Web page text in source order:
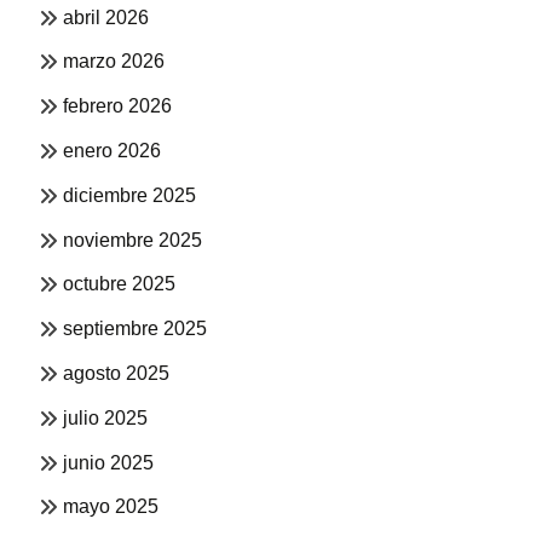
abril 2026
marzo 2026
febrero 2026
enero 2026
diciembre 2025
noviembre 2025
octubre 2025
septiembre 2025
agosto 2025
julio 2025
junio 2025
mayo 2025